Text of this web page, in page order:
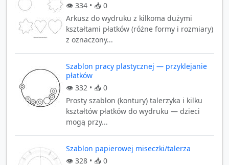
👁️ 334 • 📥 0
Arkusz do wydruku z kilkoma dużymi
kształtami płatków (różne formy i rozmiary)
z oznaczony...
Szablon pracy plastycznej — przyklejanie
płatków
👁️ 332 • 📥 0
Prosty szablon (kontury) talerzyka i kilku
kształtów płatków do wydruku — dzieci
mogą przy...
Szablon papierowej miseczki/talerza
👁️ 328 • 📥 0